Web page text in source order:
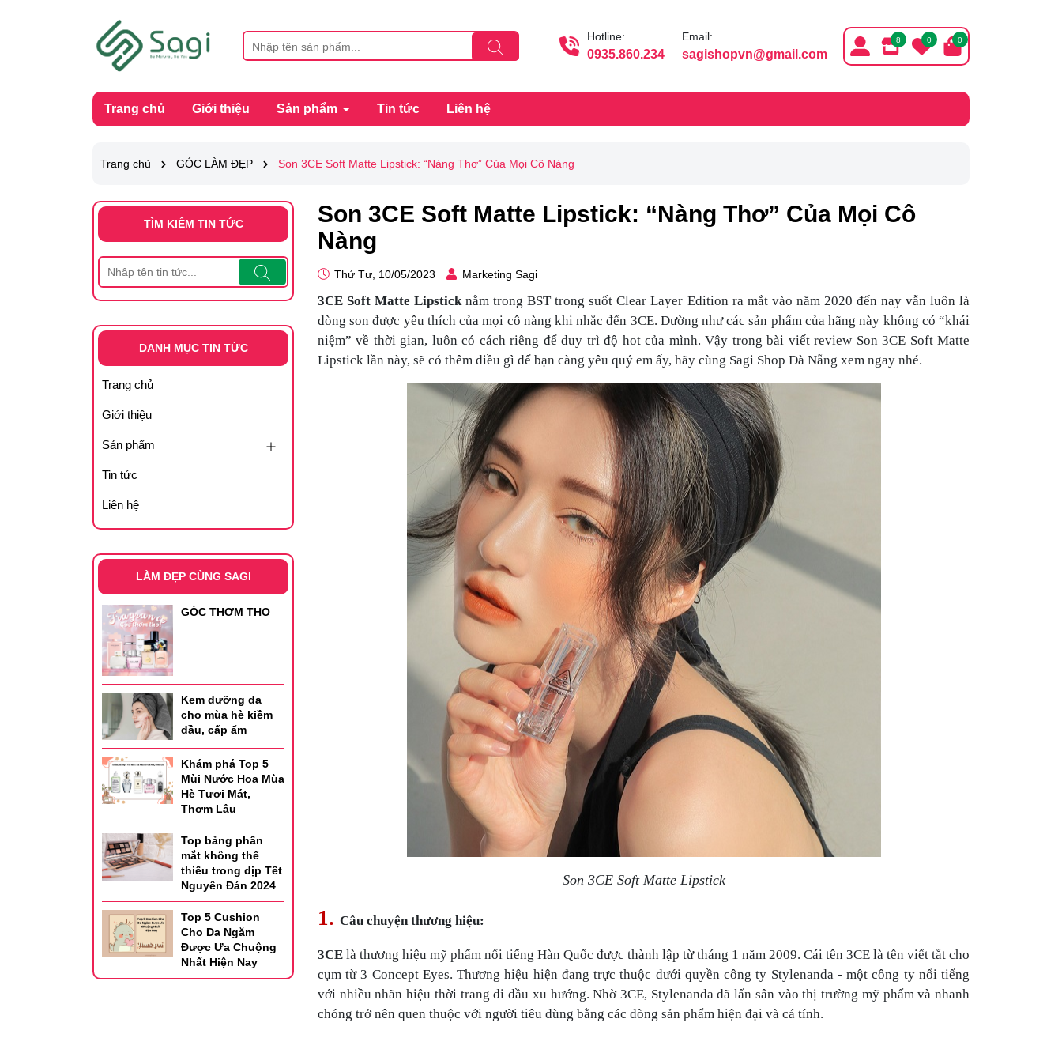
Hotline:
0935.860.234
Email:
sagishopvn@gmail.com
8 0 0
Trang chủ Giới thiệu Sản phẩm Tin tức Liên hệ
Trang chủ GÓC LÀM ĐẸP Son 3CE Soft Matte Lipstick: “Nàng Thơ” Của Mọi Cô Nàng
Son 3CE Soft Matte Lipstick: “Nàng Thơ” Của Mọi Cô
Nàng
Thứ Tư, 10/05/2023 Marketing Sagi
3CE Soft Matte Lipsticknằm trong BST trong suốt Clear Layer Edition ra mắt vào năm 2020 đến nay vẫn luôn là
dòng son được yêu thích của mọi cô nàng khi nhắc đến 3CE. Dường như các sản phẩm của hãng này không có “khái
niệm” về thời gian, luôn có cách riêng để duy trì độ hot của mình. Vậy trong bài viết review Son 3CE Soft Matte
Lipstick lần này, sẽ có thêm điều gì để bạn càng yêu quý em ấy, hãy cùng Sagi Shop Đà Nẵng xem ngay nhé.
Son 3CE Soft Matte Lipstick
1. Câu chuyện thương hiệu:
3CE là thương hiệu mỹ phẩm nổi tiếng Hàn Quốc được thành lập từ tháng 1 năm 2009. Cái tên 3CE là tên viết tắt cho
cụm từ 3 Concept Eyes. Thương hiệu hiện đang trực thuộc dưới quyền công ty Stylenanda - một công ty nổi tiếng
với nhiều nhãn hiệu thời trang đi đầu xu hướng. Nhờ 3CE, Stylenanda đã lấn sân vào thị trường mỹ phẩm và nhanh
chóng trở nên quen thuộc với người tiêu dùng bằng các dòng sản phẩm hiện đại và cá tính.
TÌM KIẾM TIN TỨC
DANH MỤC TIN TỨC
Trang chủ
Giới thiệu
Sản phẩm
Tin tức
Liên hệ
LÀM ĐẸP CÙNG SAGI
GÓC THƠM THO
Kem dưỡng da
cho mùa hè kiềm
dầu, cấp ẩm
Khám phá Top 5
Mùi Nước Hoa Mùa
Hè Tươi Mát,
Thơm Lâu
Top bảng phấn
mắt không thể
thiếu trong dịp Tết
Nguyên Đán 2024
Top 5 Cushion
Cho Da Ngăm
Được Ưa Chuộng
Nhất Hiện Nay